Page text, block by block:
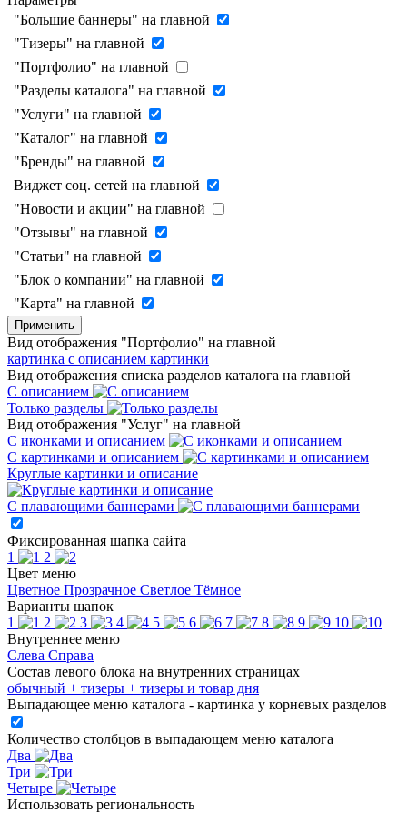
"Большие баннеры" на главной
"Тизеры" на главной
"Портфолио" на главной
"Разделы каталога" на главной
"Услуги" на главной
"Каталог" на главной
"Бренды" на главной
Виджет соц. сетей на главной
"Новости и акции" на главной
"Отзывы" на главной
"Статьи" на главной
"Блок о компании" на главной
"Карта" на главной
Применить
Вид отображения "Портфолио" на главной
картинка с описанием картинки
Вид отображения списка разделов каталога на главной
С описанием
Только разделы
Вид отображения "Услуг" на главной
С иконками и описанием
С картинками и описанием
Круглые картинки и описание
С плавающими баннерами
Фиксированная шапка сайта
1
2
Цвет меню
Цветное Прозрачное Светлое Тёмное
Варианты шапок
1
2 3 4 5 6 7 8 9
10
Внутреннее меню
Слева Справа
Состав левого блока на внутренних страницах
обычный + тизеры + тизеры и товар дня
Выпадающее меню каталога - картинка у корневых разделов
Количество столбцов в выпадающем меню каталога
Два
Три
Четыре
Использовать региональность